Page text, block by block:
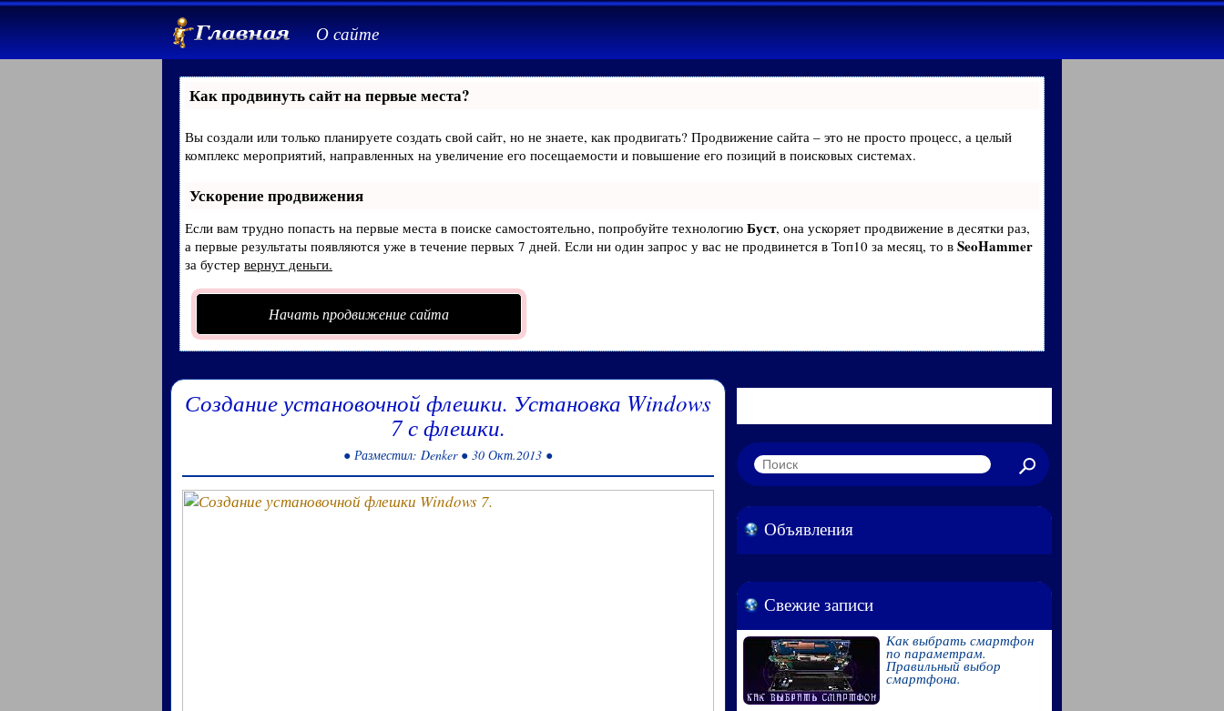
О сайте
Как продвинуть сайт на первые места?
Вы создали или только планируете создать свой сайт, но не знаете, как продвигать? Продвижение сайта – это не просто процесс, а целый
комплекс мероприятий, направленных на увеличение его посещаемости и повышение его позиций в поисковых системах.
Ускорение продвижения
Если вам трудно попасть на первые места в поиске самостоятельно, попробуйте технологию Буст, она ускоряет продвижение в десятки раз,
а первые результаты появляются уже в течение первых 7 дней. Если ни один запрос у вас не продвинется в Топ10 за месяц, то в SeoHammer
за бустер вернут деньги.
Начать продвижение сайта
Создание установочной флешки. Установка Windows
7 с флешки.
● Разместил: Denker ● 30 Окт.2013 ●
Объявления
Свежие записи
Как выбрать смартфон
по параметрам.
Правильный выбор
смартфона.